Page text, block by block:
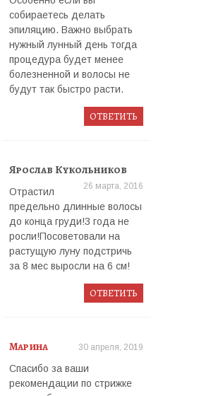
собираетесь делать
эпиляцию. Важно выбрать
нужный лунный день тогда
процедура будет менее
болезненной и волосы не
будут так быстро расти.
ОТВЕТИТЬ
Ярослав Кукольников
26 марта, 2016
Отрастил
предельно длинные волосы
до конца груди!3 года не
росли!Посоветовали на
растущую луну подстричь
за 8 мес выросли на 6 см!
ОТВЕТИТЬ
Марина 30 апреля, 2019
Спасибо за ваши
рекомендации по стрижке